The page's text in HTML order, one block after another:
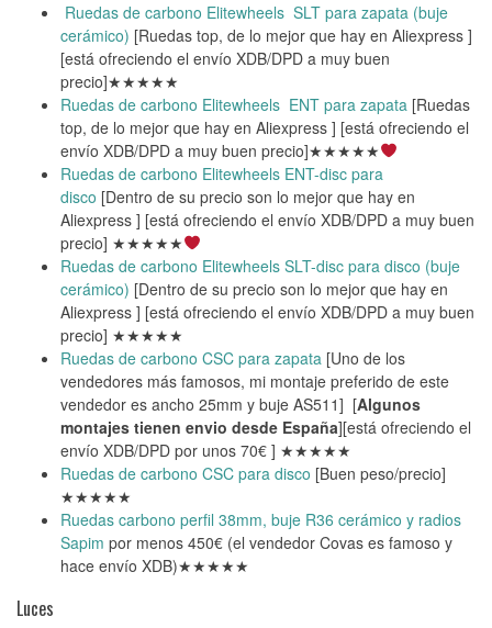
Ruedas de carbono Elitewheels SLT para zapata (buje
cerámico) [Ruedas top, de lo mejor que hay en Aliexpress ]
[está ofreciendo el envío XDB/DPD a muy buen
precio]★★★★★
Ruedas de carbono Elitewheels ENT para zapata [Ruedas
top, de lo mejor que hay en Aliexpress ] [está ofreciendo el
envío XDB/DPD a muy buen precio]★★★★★
Ruedas de carbono Elitewheels ENT-disc para
disco [Dentro de su precio son lo mejor que hay en
Aliexpress ] [está ofreciendo el envío XDB/DPD a muy buen
precio] ★★★★★
Ruedas de carbono Elitewheels SLT-disc para disco (buje
cerámico) [Dentro de su precio son lo mejor que hay en
Aliexpress ] [está ofreciendo el envío XDB/DPD a muy buen
precio] ★★★★★
Ruedas de carbono CSC para zapata [Uno de los
vendedores más famosos, mi montaje preferido de este
vendedor es ancho 25mm y buje AS511] [Algunos
montajes tienen envio desde España][está ofreciendo el
envío XDB/DPD por unos 70€ ] ★★★★★
Ruedas de carbono CSC para disco [Buen peso/precio]
★★★★★
Ruedas carbono perfil 38mm, buje R36 cerámico y radios
Sapim por menos 450€ (el vendedor Covas es famoso y
hace envío XDB)★★★★★
Luces